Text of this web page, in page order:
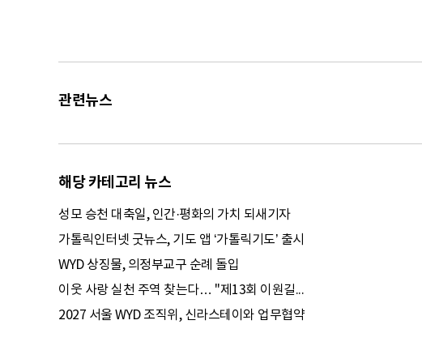
관련뉴스
해당 카테고리 뉴스
성모 승천 대축일, 인간·평화의 가치 되새기자
가톨릭인터넷 굿뉴스, 기도 앱 ‘가톨릭기도’ 출시
WYD 상징물, 의정부교구 순례 돌입
이웃 사랑 실천 주역 찾는다… ''제13회 이원길...
2027 서울 WYD 조직위, 신라스테이와 업무협약